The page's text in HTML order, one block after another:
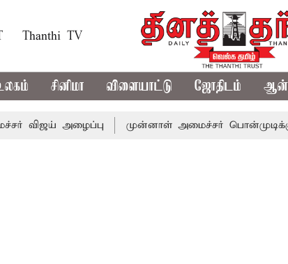
Thanthi TV
சினிமா விளையாட்டு ஜோதிடம்
அழைப்பு முன்னாள் அமைச்சர் பொன்முடிக்கு